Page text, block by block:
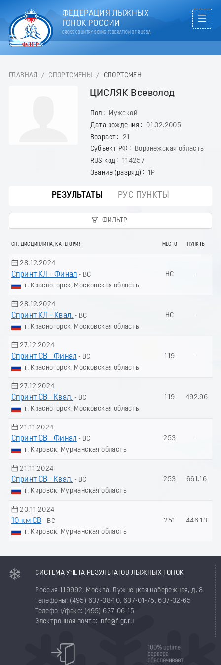
ФЕДЕРАЦИЯ ЛЫЖНЫХ
ГОНОК РОССИИ
CROSS COUNTRY SKIING FEDERATION OF RUSSIA
ГЛАВНАЯ / СПОРТСМЕНЫ / СПОРТСМЕН
ЦИСЛЯК Всеволод
Пол
Мужской
Дата рождения
01.02.2005
Возраст
21
Субъект РФ
Воронежская область
RUS код
114257
Звание (разряд)
1Р
РЕЗУЛЬТАТЫ РУС ПУНКТЫ
ФИЛЬТР
СП. ДИСЦИПЛИНА, КАТЕГОРИЯ МЕСТО ПУНКТЫ
28.12.2024
Спринт КЛ - Финал - ВС
г. Красногорск, Московская область
НС -
28.12.2024
Спринт КЛ - Квал. - ВС
г. Красногорск, Московская область
НС -
27.12.2024
Спринт СВ - Финал - ВС
г. Красногорск, Московская область
119 -
27.12.2024
Спринт СВ - Квал. - ВС
г. Красногорск, Московская область
119 492.96
21.11.2024
Спринт СВ - Финал - ВС
г. Кировск, Мурманская область
253 -
21.11.2024
Спринт СВ - Квал. - ВС
г. Кировск, Мурманская область
253 661.16
20.11.2024
10 км СВ - ВС
г. Кировск, Мурманская область
251 446.13
СИСТЕМА УЧЕТА РЕЗУЛЬТАТОВ ЛЫЖНЫХ ГОНОК
Россия 119992, Москва, Лужнецкая набережная, д. 8
Телефоны: (495) 637-08-10, 637-01-75, 637-02-65
Телефон/факс: (495) 637-06-15
Электронная почта: info@flgr.ru